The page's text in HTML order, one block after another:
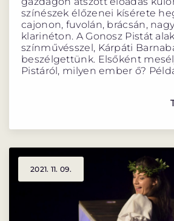
színészek élőzenei kísérete
cajonon, fuvolán, brácsán,
klarinéton. A Gonosz Pistát
színművésszel, Kárpáti
beszélgettünk. Elsőként
Pistáról, milyen ember ő?
2021. 11. 09.